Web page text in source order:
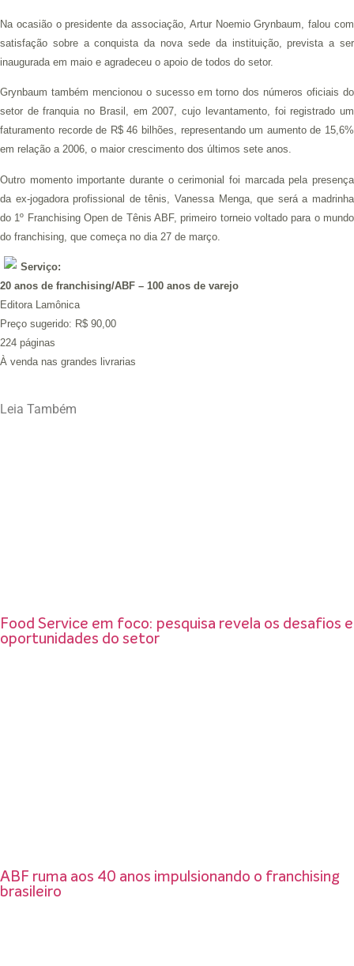
Na ocasião o presidente da associação, Artur Noemio Grynbaum, falou com
satisfação sobre a conquista da nova sede da instituição, prevista a ser
inaugurada em maio e agradeceu o apoio de todos do setor.
Grynbaum também mencionou o sucesso em torno dos números oficiais do
setor de franquia no Brasil, em 2007, cujo levantamento, foi registrado um
faturamento recorde de R$ 46 bilhões, representando um aumento de 15,6%
em relação a 2006, o maior crescimento dos últimos sete anos.
Outro momento importante durante o cerimonial foi marcada pela presença
da ex-jogadora profissional de tênis, Vanessa Menga, que será a madrinha
do 1º Franchising Open de Tênis ABF, primeiro torneio voltado para o mundo
do franchising, que começa no dia 27 de março.
Serviço:
20 anos de franchising/ABF – 100 anos de varejo
Editora Lamônica
Preço sugerido: R$ 90,00
224 páginas
À venda nas grandes livrarias
Leia Também
Food Service em foco: pesquisa revela os desafios e
oportunidades do setor
ABF ruma aos 40 anos impulsionando o franchising
brasileiro